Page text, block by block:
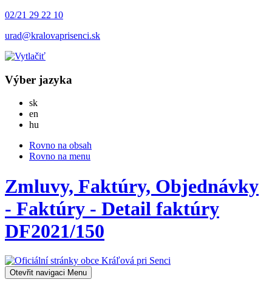
02/21 29 22 10
urad@kralovaprisenci.sk
Výber jazyka
skSlovensky
en
hu
Rovno na obsah
Rovno na menu
Zmluvy, Faktúry, Objednávky
- Faktúry - Detail faktúry
DF2021/150
Otevřit navigaci Menu